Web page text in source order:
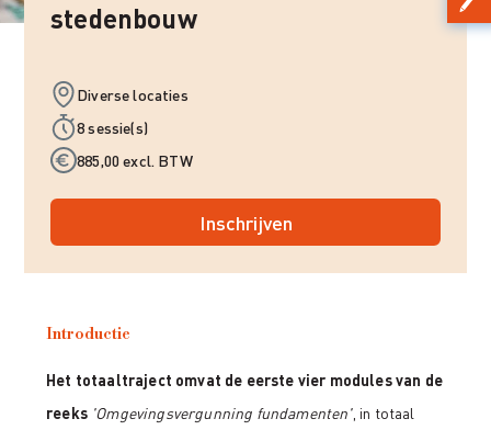
stedenbouw
Diverse locaties
8 sessie(s)
885,00 excl. BTW
Inschrijven
Introductie
Het totaaltraject omvat de eerste vier modules van de
reeks 'Omgevingsvergunning fundamenten', in totaal